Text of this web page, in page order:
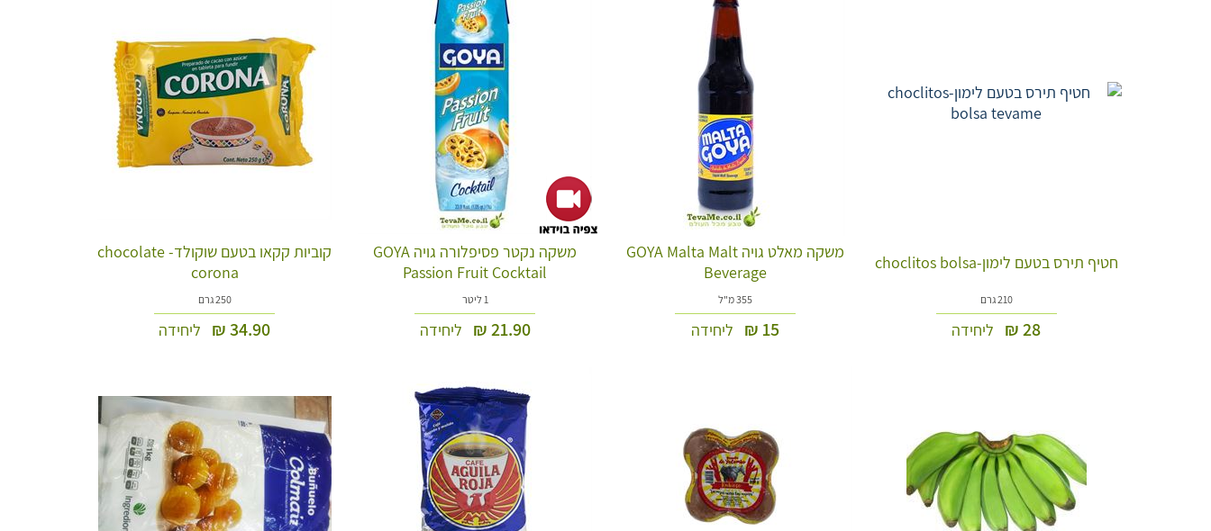
חטיף תירס בטעם לימון-choclitos bolsa
210 גרם
28
₪ ליחידה
משקה מאלט גויה GOYA Malta Malt
Beverage
355 מ"ל
15
₪ ליחידה
משקה נקטר פסיפלורה גויה GOYA
Passion Fruit Cocktail
1 ליטר
21.90
₪ ליחידה
קוביות קקאו בטעם שוקולד- chocolate
corona
250 גרם
34.90
₪ ליחידה